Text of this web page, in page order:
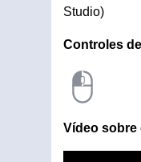
Studio)
Controles
Vídeo sobre